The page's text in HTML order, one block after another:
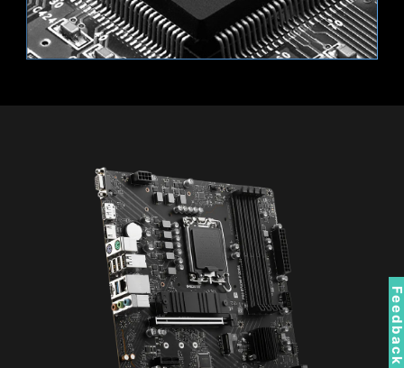
unos minutos desde la utilidad de configuración
de la CMOS.
Obtenga acceso inmediato a la información
velocidad de reloj y el voltaje.
PRUEBA DE MEMORIA
Obtenga una velocidad extrema de la memoria
de su sistema y consiga un mayor rendimiento.
BÚSQUEDA Y FAVORITOS
Una opción permanente de búsqueda y
favoritos en la esquina superior derecha permite